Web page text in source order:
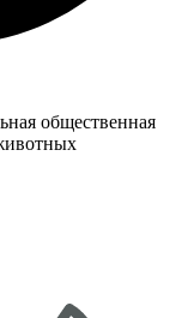
общественная